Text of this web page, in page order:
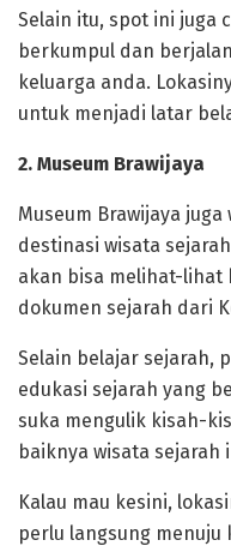
Selain itu, spot ini juga
berkumpul dan
keluarga anda.
untuk menjadi latar
2. Museum Brawijaya
Museum Brawijaya
destinasi wisata
akan bisa melihat-lihat
dokumen sejarah dari
Selain belajar sejarah,
edukasi sejarah yang
suka mengulik kisah-
baiknya wisata
Kalau mau kesini,
perlu langsung menuju